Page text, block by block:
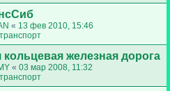
« 13 фев 2010, 15:46
железная дорога
« 03 мар 2008, 11:32